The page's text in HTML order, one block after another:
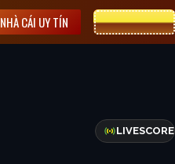
NHÀ CÁI UY TÍN CƯỢC 8XBET
LIVESCORE